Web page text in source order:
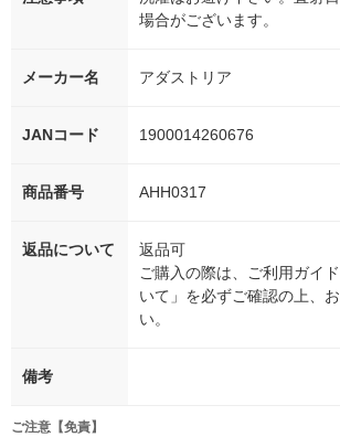
場合がございます。
メーカー名 アダストリア
JANコード 1900014260676
商品番号 AHH0317
返品について
返品可
ご購入の際は、ご利用ガイ
いて」を必ずご確認の上、
い。
備考
ご注意【免責】